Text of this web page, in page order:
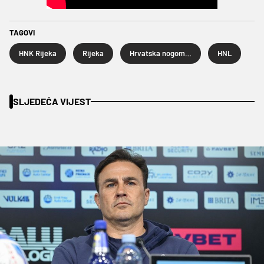
TAGOVI
HNK Rijeka Rijeka HNL
SLJEDEĆA VIJEST